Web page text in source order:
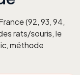
(92, 93, 94,
rats/souris, le
méthode